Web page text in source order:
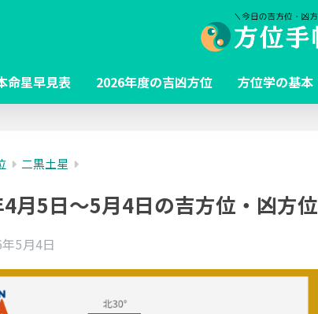
命星早見表 2026年度の吉凶方位 方位学の基本
二黒土星
月5日～5月4日の吉方位・凶方位
5月4日